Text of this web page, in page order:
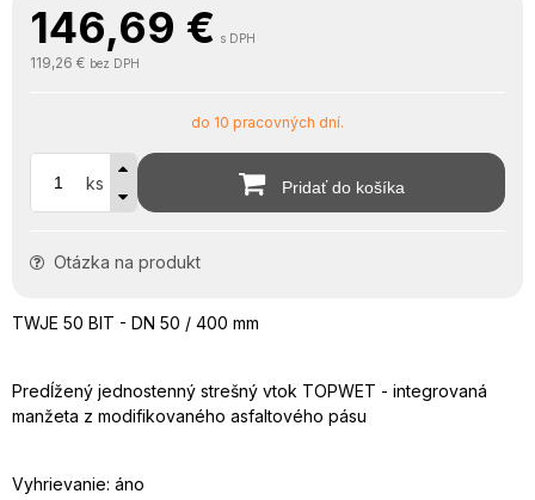
146,69 € s DPH
119,26 € bez DPH
do 10 pracovných dní.
ks Pridať do košíka
Otázka na produkt
TWJE 50 BIT - DN 50 / 400 mm
Predĺžený jednostenný strešný vtok TOPWET - integrovaná
manžeta z modifikovaného asfaltového pásu
Vyhrievanie: áno